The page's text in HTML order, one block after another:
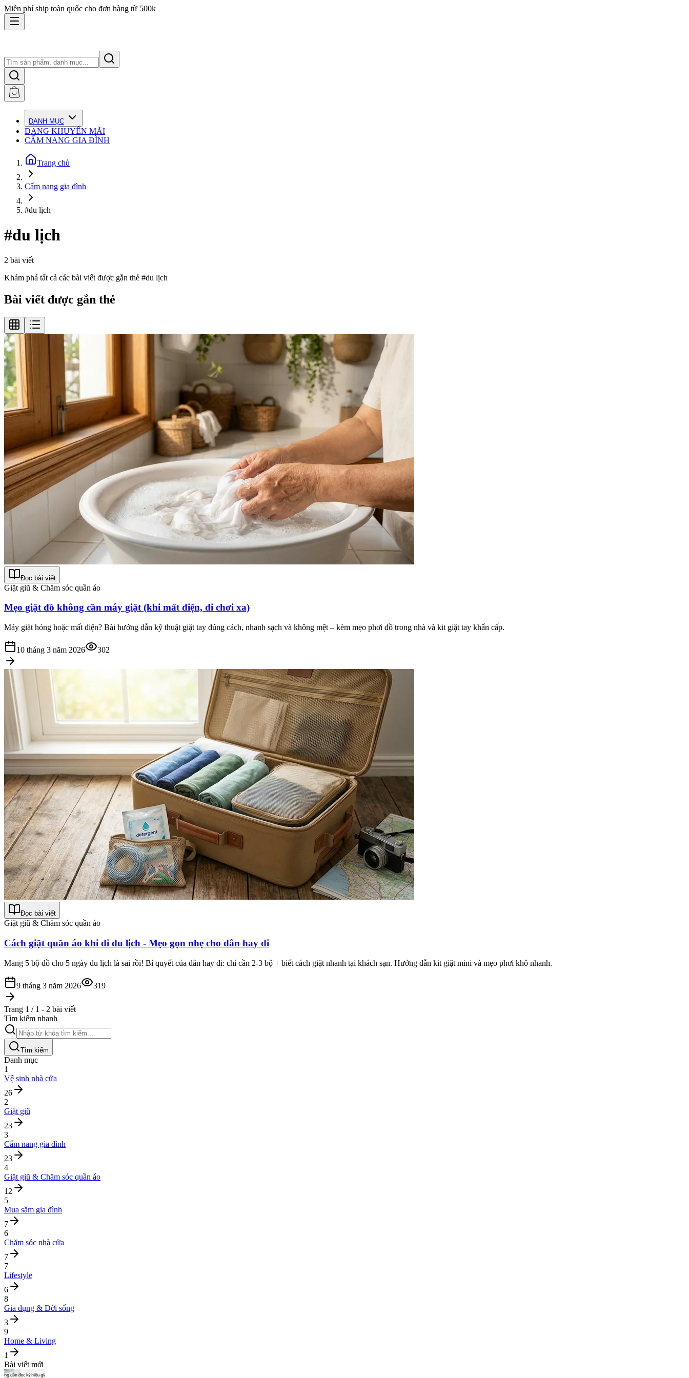
Miễn phí ship toàn quốc cho đơn hàng từ 500k
DANH MỤC
ĐANG KHUYẾN MÃI
CẨM NANG GIA ĐÌNH
Trang chủ
Cẩm nang gia đình
#du lịch
#du lịch
2 bài viết
Khám phá tất cả các bài viết được gắn thẻ #du lịch
Bài viết được gắn thẻ
Đọc bài viết
Giặt giũ & Chăm sóc quần áo
Mẹo giặt đồ không cần máy giặt (khi mất điện, đi chơi xa)
Máy giặt hỏng hoặc mất điện? Bài hướng dẫn kỹ thuật giặt tay đúng cách, nhanh sạch và không mệt – kèm mẹo phơi đồ trong nhà và kit giặt tay khẩn cấp.
10 tháng 3 năm 2026 302
Đọc bài viết
Giặt giũ & Chăm sóc quần áo
Cách giặt quần áo khi đi du lịch - Mẹo gọn nhẹ cho dân hay đi
Mang 5 bộ đồ cho 5 ngày du lịch là sai rồi! Bí quyết của dân hay đi: chỉ cần 2-3 bộ + biết cách giặt nhanh tại khách sạn. Hướng dẫn kit giặt mini và mẹo phơi khô nhanh.
9 tháng 3 năm 2026 319
Trang 1 / 1 - 2 bài viết
Tìm kiếm nhanh
Tìm kiếm
Danh mục
1
Vệ sinh nhà cửa
26
2
Giặt giũ
23
3
Cẩm nang gia đình
23
4
Giặt giũ & Chăm sóc quần áo
12
5
Mua sắm gia đình
7
6
Chăm sóc nhà cửa
7
7
Lifestyle
6
8
Gia dụng & Đời sống
3
9
Home & Living
1
Bài viết mới